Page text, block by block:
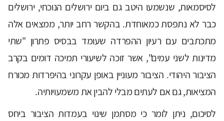
לסיסמאות, שנשמעו היטב גם ביום ירושלים הנוכחי, ירושלים
כבר לא נתפסת כמאוחדת. בהקשר רחב יותר, ממצאים אלה
מתכתבים עם רעיון ההפרדה שעומד בבסיס פתרון "שתי
מדינות לשני עמים", אשר זוכה לשיעורי תמיכה דומים בקרב
הציבור היהודי. הציבור מעוניין באופן עקרוני בהיפרדות מכורח
המציאות, גם אם לעתים מבלי להבין את משמעויותיה.
לסיכום, ניתן לומר כי מסתמן שינוי בעמדות הציבור ביחס